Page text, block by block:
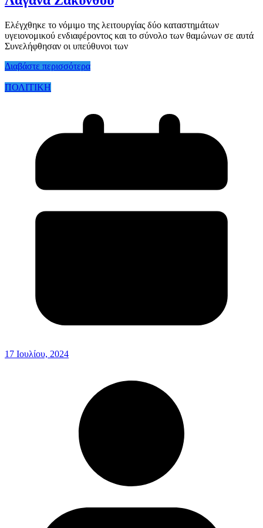
Ελέγχθηκε το νόμιμο της λειτουργίας δύο καταστημάτων
υγειονομικού ενδιαφέροντος και το σύνολο των θαμώνων σε αυτά
Συνελήφθησαν οι υπεύθυνοι των
Διαβάστε περισσότερα
ΠΟΛΙΤΙΚΗ
17 Ιουλίου, 2024